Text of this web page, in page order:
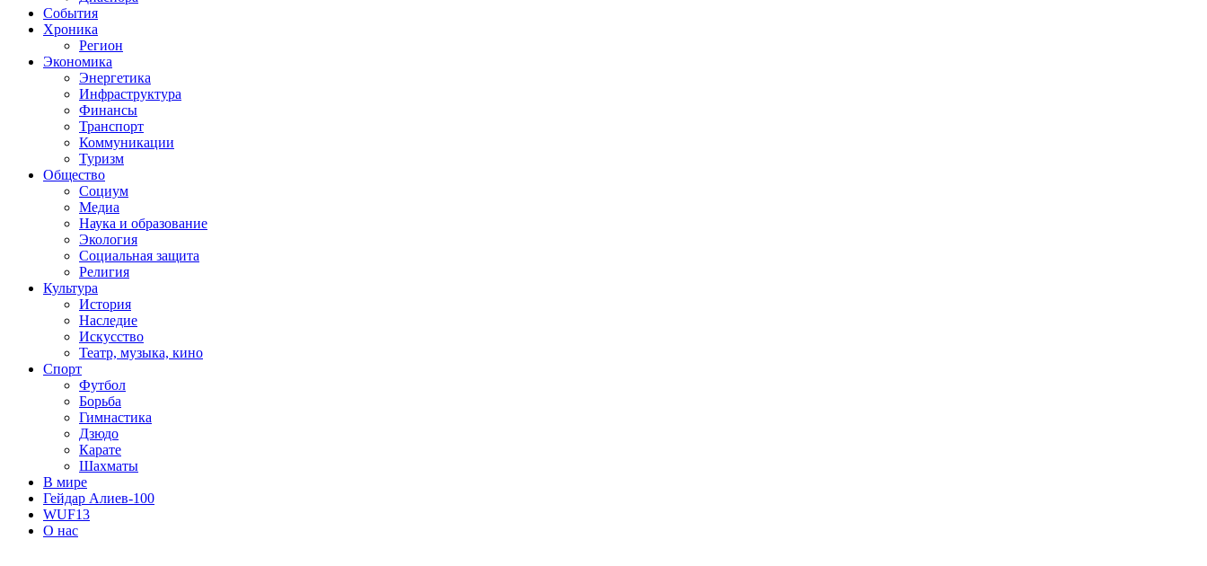
События
Хроника
Регион
Экономика
Энергетика
Инфраструктура
Финансы
Транспорт
Коммуникации
Туризм
Общество
Социум
Медиа
Наука и образование
Экология
Социальная защита
Религия
Культура
История
Наследие
Искусство
Театр, музыка, кино
Спорт
Футбол
Борьба
Гимнастика
Дзюдо
Карате
Шахматы
В мире
Гейдар Алиев-100
WUF13
О нас